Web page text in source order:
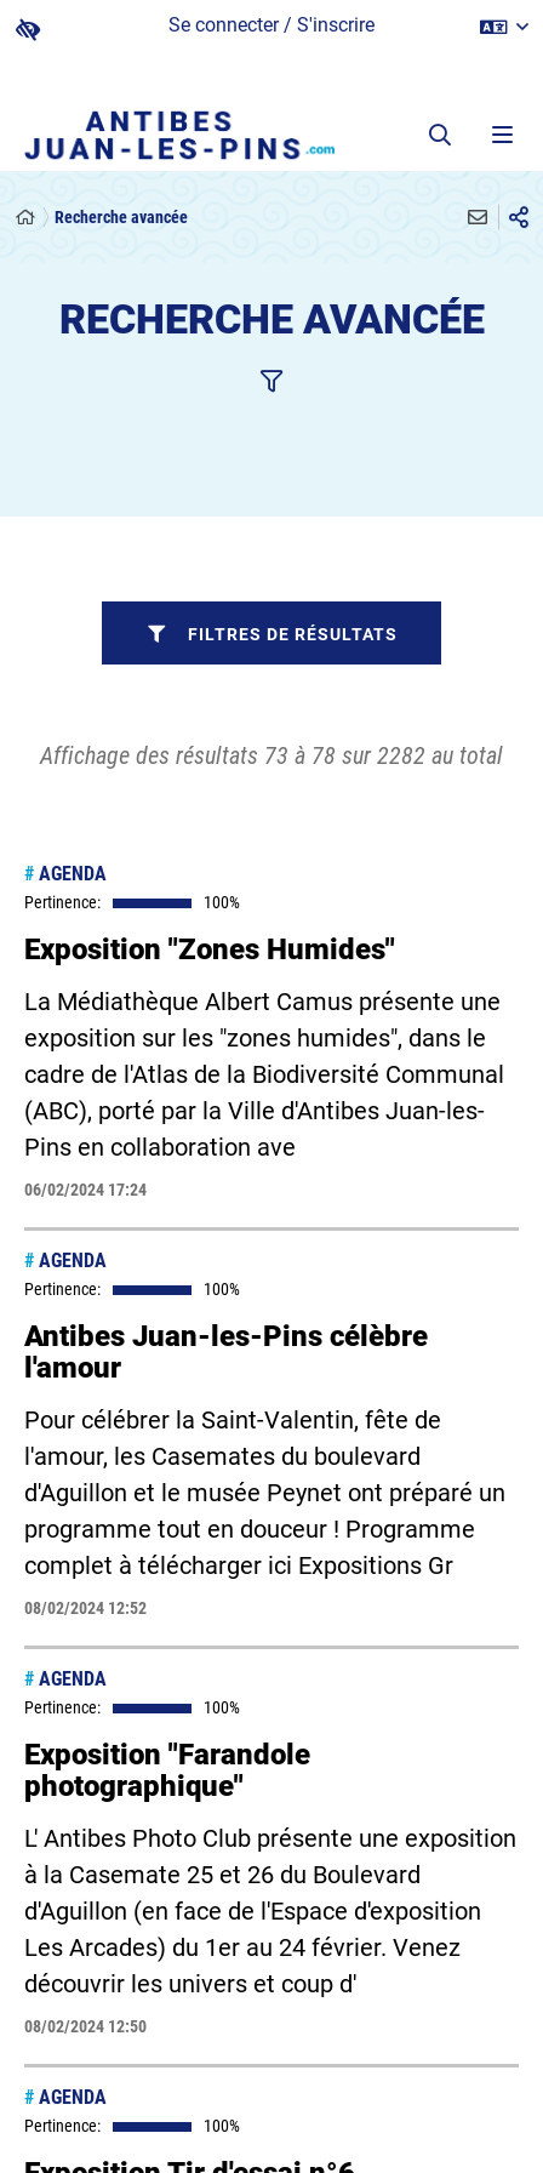
Se connecter / S'inscrire
Recherche avancée
RECHERCHE AVANCÉE
Affichage des résultats 73 à 78 sur 2282 au total
# AGENDA
Pertinence: 100%
Exposition "Zones Humides"
La Médiathèque Albert Camus présente une
exposition sur les "zones humides", dans le
cadre de l'Atlas de la Biodiversité Communal
(ABC), porté par la Ville d'Antibes Juan-les-
Pins en collaboration ave
06/02/2024 17:24
# AGENDA
Pertinence: 100%
Antibes Juan-les-Pins célèbre
l'amour
Pour célébrer la Saint-Valentin, fête de
l'amour, les Casemates du boulevard
d'Aguillon et le musée Peynet ont préparé un
programme tout en douceur ! Programme
complet à télécharger ici Expositions Gr
08/02/2024 12:52
# AGENDA
Pertinence: 100%
Exposition "Farandole
photographique"
L' Antibes Photo Club présente une exposition
à la Casemate 25 et 26 du Boulevard
d'Aguillon (en face de l'Espace d'exposition
Les Arcades) du 1er au 24 février. Venez
découvrir les univers et coup d'
08/02/2024 12:50
# AGENDA
Pertinence: 100%
FILTRES DE RÉSULTATS